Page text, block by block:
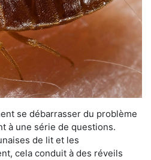
se débarrasser du problème
à une série de questions.
de lit et les
cela conduit à des réveils